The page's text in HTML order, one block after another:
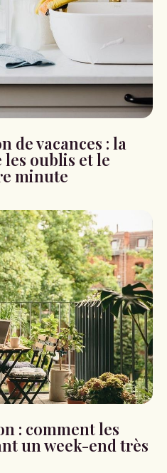
de vacances : la
oublis et le
minute
: comment les
un week-end très